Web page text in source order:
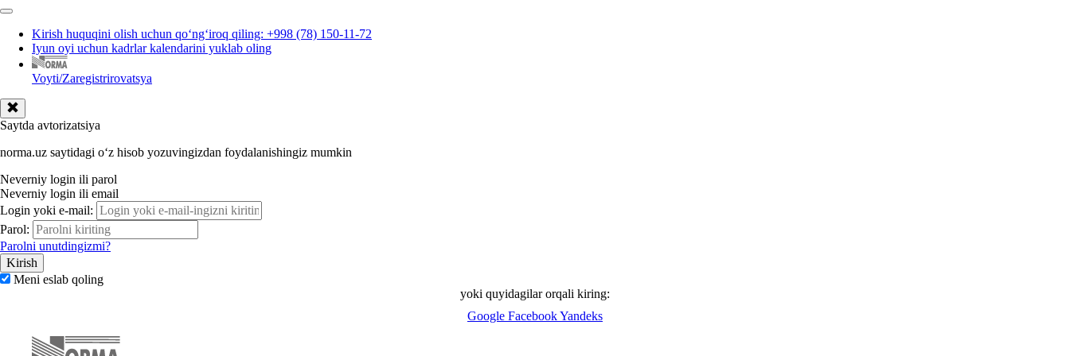
Kirish huquqini olish uchun qoʻngʻiroq qiling: +998 (78) 150-11-72
Iyun oyi uchun kadrlar kalendarini yuklab oling
Voyti/Zaregistrirovatsya
Saytda avtorizatsiya
norma.uz saytidagi oʻz hisob yozuvingizdan foydalanishingiz mumkin
Neverniy login ili parol
Neverniy login ili email
Login yoki e-mail:
Parol:
Parolni unutdingizmi?
Meni eslab qoling
yoki quyidagilar orqali kiring:
Google FacebookYandeks